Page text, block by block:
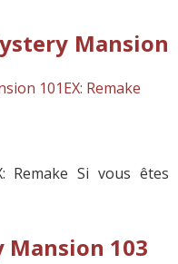
Mansion
Remake Si vous êtes
Mansion 103